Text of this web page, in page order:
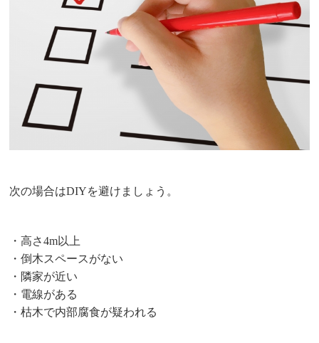
次の場合はDIYを避けましょう。
・高さ4m以上
・倒木スペースがない
・隣家が近い
・電線がある
・枯木で内部腐食が疑われる